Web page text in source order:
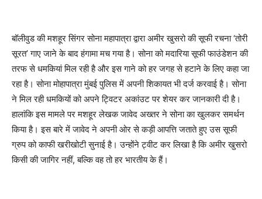
बॉलीवुड की मशहूर सिंगर सोना महापात्रा द्वारा अमीर खुसरो की सूफी रचना ‘तोरी
सूरत’ गाए जाने के बाद हंगामा मच गया है। सोना को मदारिया सूफी फाउंडेशन की
तरफ से धमकियां मिल रही है और इस गाने को हर जगह से हटाने के लिए कहा जा
रहा है। सोना मोहापात्रा मुंबई पुलिस में अपनी शिकायत भी दर्ज करवाई है। सोना
ने मिल रही धमकियों को अपने ट्विटर अकांउट पर शेयर कर जानकारी दी है।
हालांकि इस मामले पर मशहूर लेखक जावेद अख्तर ने सोना का खुलकर समर्थन
किया है। इस बारे में जावेद ने अपनी ओर से कड़ी आपत्ति जताते हुए उस सूफी
ग्रुप को काफी खरीखोटी सुनाई है। उन्होंने ट्वीट कर लिखा है कि अमीर खुसरो
किसी की जागिर नहीं, बल्कि वह तो हर भारतीय के हैं।